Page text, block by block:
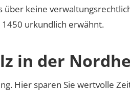
keine
urkundlich erwähnt.
in der
Hier sparen Sie wertvolle